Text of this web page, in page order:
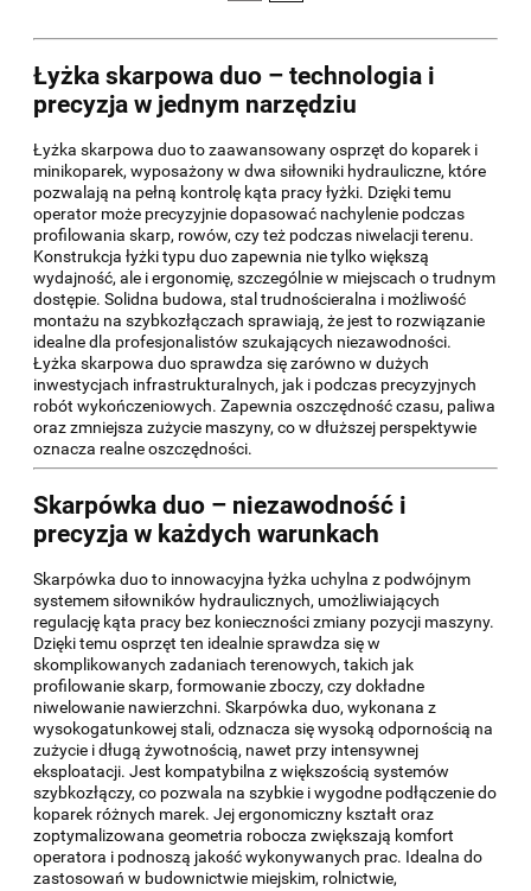
Łyżka skarpowa duo – technologia i
precyzja w jednym narzędziu
Łyżka skarpowa duo to zaawansowany osprzęt do koparek i
minikoparek, wyposażony w dwa siłowniki hydrauliczne, które
pozwalają na pełną kontrolę kąta pracy łyżki. Dzięki temu
operator może precyzyjnie dopasować nachylenie podczas
profilowania skarp, rowów, czy też podczas niwelacji terenu.
Konstrukcja łyżki typu duo zapewnia nie tylko większą
wydajność, ale i ergonomię, szczególnie w miejscach o trudnym
dostępie. Solidna budowa, stal trudnościeralna i możliwość
montażu na szybkozłączach sprawiają, że jest to rozwiązanie
idealne dla profesjonalistów szukających niezawodności.
Łyżka skarpowa duo sprawdza się zarówno w dużych
inwestycjach infrastrukturalnych, jak i podczas precyzyjnych
robót wykończeniowych. Zapewnia oszczędność czasu, paliwa
oraz zmniejsza zużycie maszyny, co w dłuższej perspektywie
oznacza realne oszczędności.
Skarpówka duo – niezawodność i
precyzja w każdych warunkach
Skarpówka duo to innowacyjna łyżka uchylna z podwójnym
systemem siłowników hydraulicznych, umożliwiających
regulację kąta pracy bez konieczności zmiany pozycji maszyny.
Dzięki temu osprzęt ten idealnie sprawdza się w
skomplikowanych zadaniach terenowych, takich jak
profilowanie skarp, formowanie zboczy, czy dokładne
niwelowanie nawierzchni. Skarpówka duo, wykonana z
wysokogatunkowej stali, odznacza się wysoką odpornością na
zużycie i długą żywotnością, nawet przy intensywnej
eksploatacji. Jest kompatybilna z większością systemów
szybkozłączy, co pozwala na szybkie i wygodne podłączenie do
koparek różnych marek. Jej ergonomiczny kształt oraz
zoptymalizowana geometria robocza zwiększają komfort
operatora i podnoszą jakość wykonywanych prac. Idealna do
zastosowań w budownictwie miejskim, rolnictwie,